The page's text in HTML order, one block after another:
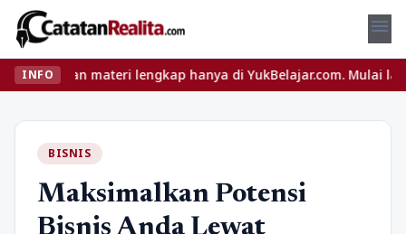
menu
INFO
materi lengkap hanya di YukBelajar.com. Mulai langkah
BISNIS
Maksimalkan Potensi
Bisnis Anda Lewat